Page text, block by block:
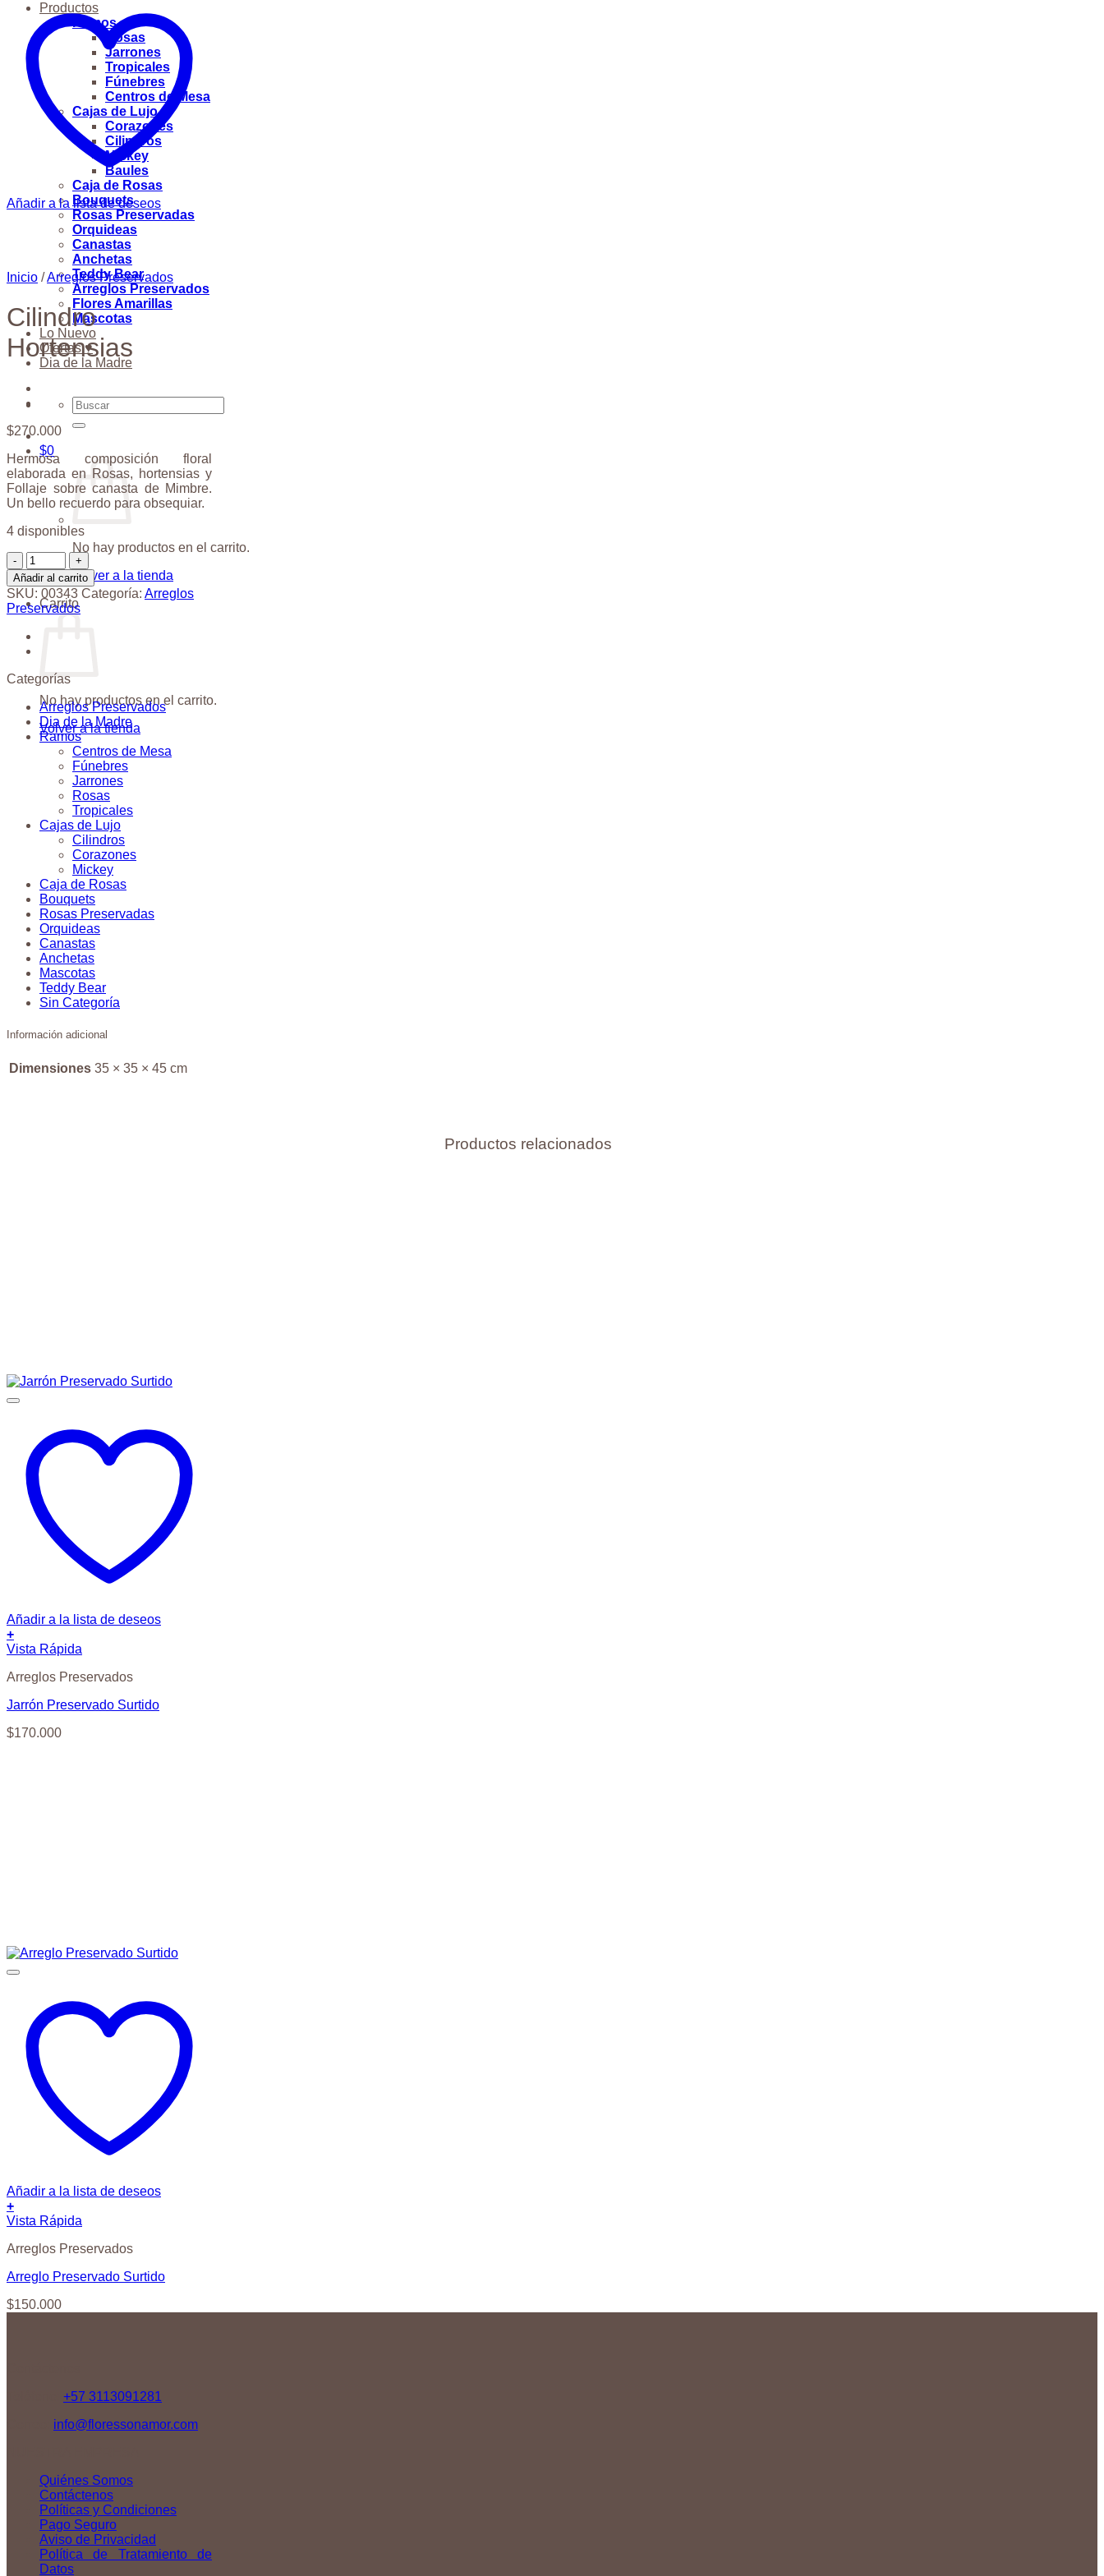
Productos
Ramos
Rosas
Jarrones
Tropicales
Fúnebres
Centros de Mesa
Cajas de Lujo
Corazones
Cilindros
Mickey
Baules
Caja de Rosas
Bouquets
Rosas Preservadas
Orquideas
Canastas
Anchetas
Teddy Bear
Arreglos Preservados
Flores Amarillas
Mascotas
Lo Nuevo
Ofertas ♥
Dia de la Madre
Buscar
por:
$0
No hay productos en el carrito.
Volver a la tienda
Carrito
No hay productos en el carrito.
Volver a la tienda
Añadir a la lista de deseos
Inicio /Arreglos Preservados
Cilindro
Hortensias
$270.000
Hermosa composición floral
elaborada en Rosas, hortensias y
Follaje sobre canasta de Mimbre.
Un bello recuerdo para obsequiar.
4 disponibles
Cilindro
Hortensias
cantidad
Añadir al carrito
SKU: 00343 Categoría: Arreglos
Preservados
Categorías
Arreglos Preservados
Dia de la Madre
Ramos
Centros de Mesa
Fúnebres
Jarrones
Rosas
Tropicales
Cajas de Lujo
Cilindros
Corazones
Mickey
Caja de Rosas
Bouquets
Rosas Preservadas
Orquideas
Canastas
Anchetas
Mascotas
Teddy Bear
Sin Categoría
Información adicional
Dimensiones 35 × 35 × 45 cm
Productos relacionados
Añadir a la lista de deseos
+
Vista Rápida
Arreglos Preservados
Jarrón Preservado Surtido
$170.000
Añadir a la lista de deseos
+
Vista Rápida
Arreglos Preservados
Arreglo Preservado Surtido
$150.000
+57 3113091281
info@floressonamor.com
Quiénes Somos
Contáctenos
Políticas y Condiciones
Pago Seguro
Aviso de Privacidad
Política de Tratamiento de
Datos